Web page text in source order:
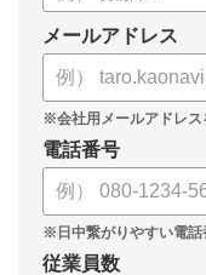
メールアドレス
電話番号
従業員数